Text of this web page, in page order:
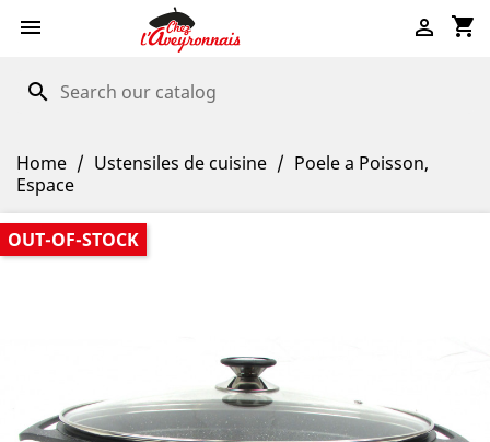
 shopping_cart

search
Home Ustensiles de cuisine
Poele a Poisson,
Espace
OUT-OF-STOCK